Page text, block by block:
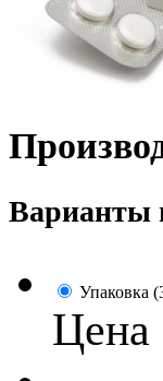
Варианты
Упаковка
Цена